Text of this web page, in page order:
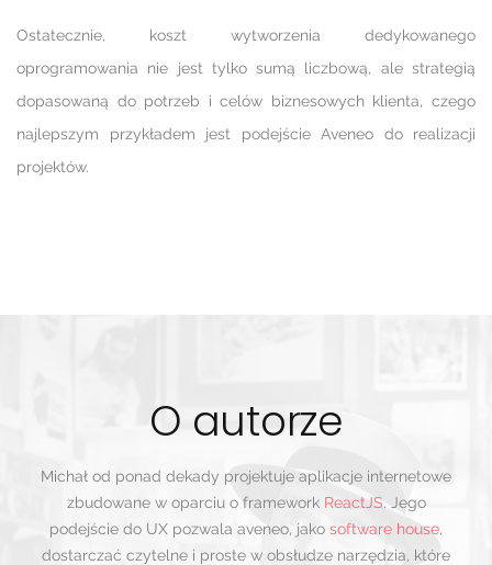
Ostatecznie, koszt wytworzenia dedykowanego
oprogramowania nie jest tylko sumą liczbową, ale strategią
dopasowaną do potrzeb i celów biznesowych klienta, czego
najlepszym przykładem jest podejście Aveneo do realizacji
projektów.
O autorze
Michał od ponad dekady projektuje aplikacje internetowe
zbudowane w oparciu o framework ReactJS. Jego
podejście do UX pozwala aveneo, jako software house,
dostarczać czytelne i proste w obsłudze narzędzia, które